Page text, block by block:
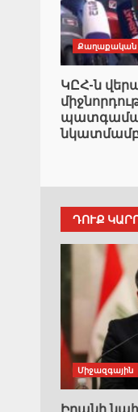
Քաղաքական
ԿԸՀ-ն
ԴՈՒՔ
Միջազգային
Իրանի